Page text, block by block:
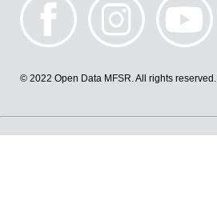
© 2022 Open Data MFSR. All rights reserved.